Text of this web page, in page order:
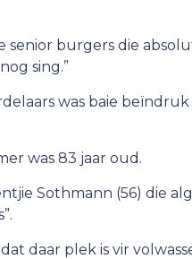
senior burgers die
sing.”
was baie
was 83 jaar oud.
Sothmann (56) die
daar plek is vir